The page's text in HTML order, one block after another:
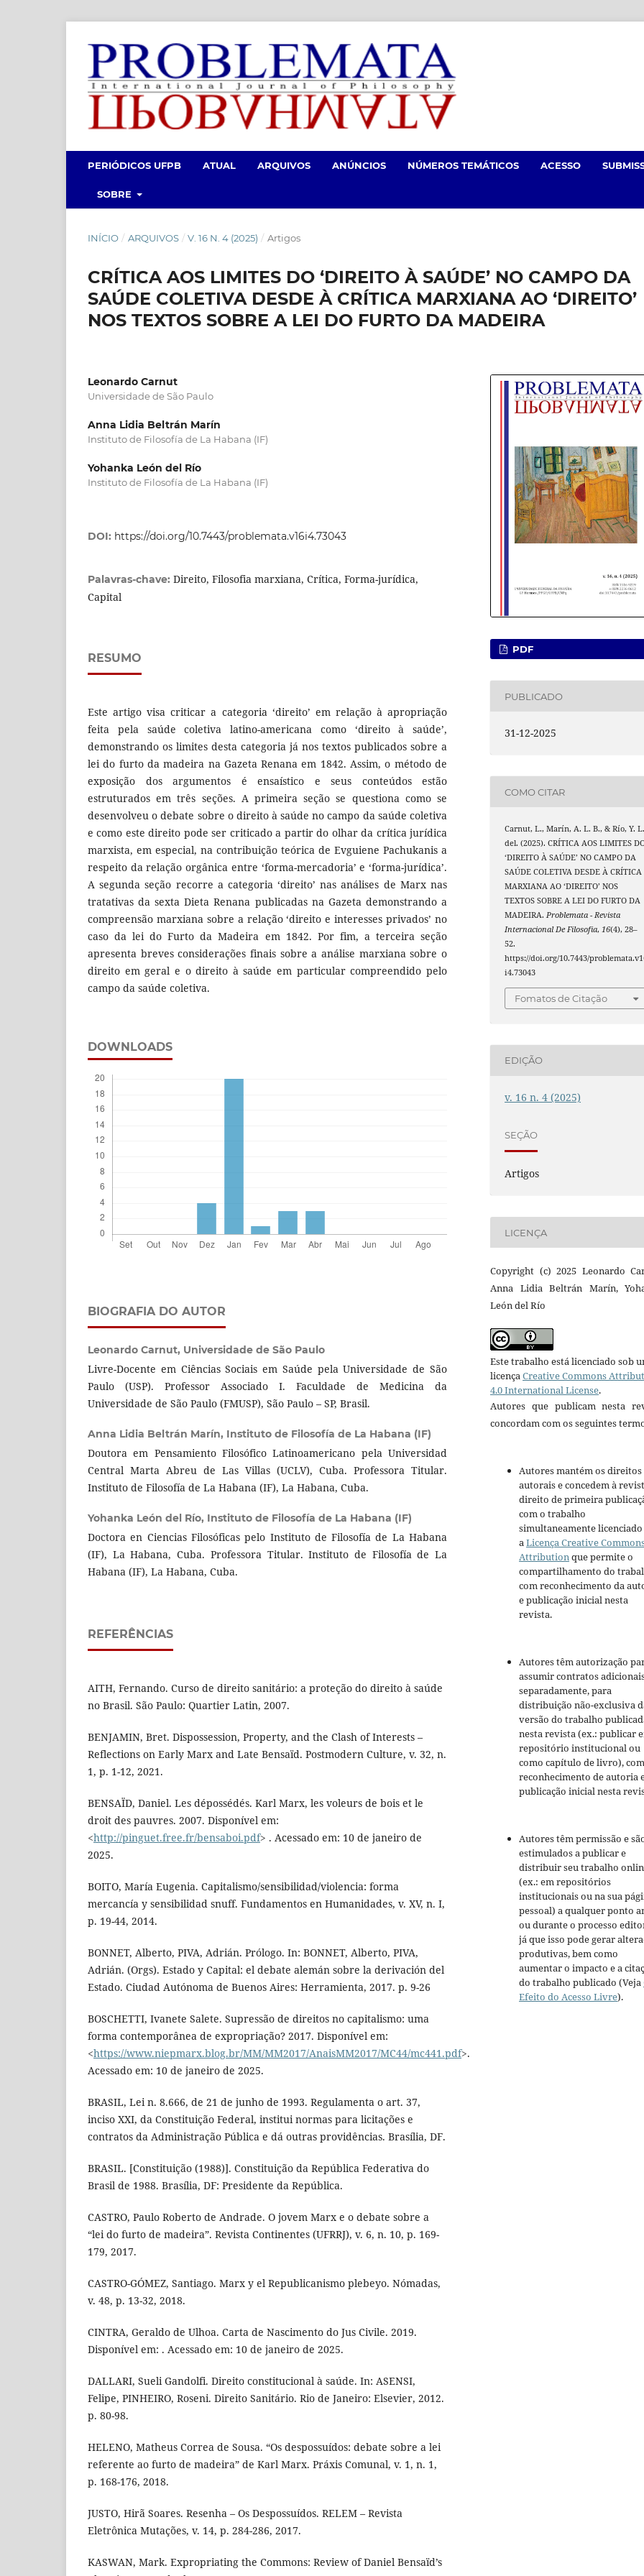
PERIÓDICOS UFPB ATUAL ARQUIVOS ANÚNCIOS NÚMEROS TEMÁTICOS ACESSO
SOBRE
INÍCIO / ARQUIVOS / V. 16 N. 4 (2025) / Artigos
CRÍTICA AOS LIMITES DO ‘DIREITO À SAÚDE’ NO CAMPO DA
SAÚDE COLETIVA DESDE À CRÍTICA MARXIANA AO ‘DIREITO’
NOS TEXTOS SOBRE A LEI DO FURTO DA MADEIRA
Leonardo Carnut
Universidade de São Paulo
Anna Lidia Beltrán Marín
Instituto de Filosofía de La Habana (IF)
Yohanka León del Río
Instituto de Filosofía de La Habana (IF)
DOI: https://doi.org/10.7443/problemata.v16i4.73043
Palavras-chave: Direito, Filosofia marxiana, Crítica, Forma-jurídica,
Capital
RESUMO
Este artigo visa criticar a categoria ‘direito’ em relação à apropriação
feita pela saúde coletiva latino-americana como ‘direito à saúde’,
demonstrando os limites desta categoria já nos textos publicados sobre a
lei do furto da madeira na Gazeta Renana em 1842. Assim, o método de
exposição dos argumentos é ensaístico e seus conteúdos estão
estruturados em três seções. A primeira seção se questiona como se
desenvolveu o debate sobre o direito à saúde no campo da saúde coletiva
e como este direito pode ser criticado a partir do olhar da crítica jurídica
marxista, em especial, na contribuição teórica de Evguiene Pachukanis a
respeito da relação orgânica entre ‘forma-mercadoria’ e ‘forma-jurídica’.
A segunda seção recorre a categoria ‘direito’ nas análises de Marx nas
tratativas da sexta Dieta Renana publicadas na Gazeta demonstrando a
compreensão marxiana sobre a relação ‘direito e interesses privados’ no
caso da lei do Furto da Madeira em 1842. Por fim, a terceira seção
apresenta breves considerações finais sobre a análise marxiana sobre o
direito em geral e o direito à saúde em particular compreendido pelo
campo da saúde coletiva.
DOWNLOADS
BIOGRAFIA DO AUTOR
Leonardo Carnut, Universidade de São Paulo
Livre-Docente em Ciências Sociais em Saúde pela Universidade de São
Paulo (USP). Professor Associado I. Faculdade de Medicina da
Universidade de São Paulo (FMUSP), São Paulo – SP, Brasil.
Anna Lidia Beltrán Marín, Instituto de Filosofía de La Habana (IF)
Doutora em Pensamiento Filosófico Latinoamericano pela Universidad
Central Marta Abreu de Las Villas (UCLV), Cuba. Professora Titular.
Instituto de Filosofía de La Habana (IF), La Habana, Cuba.
Yohanka León del Río, Instituto de Filosofía de La Habana (IF)
Doctora en Ciencias Filosóficas pelo Instituto de Filosofía de La Habana
(IF), La Habana, Cuba. Professora Titular. Instituto de Filosofía de La
Habana (IF), La Habana, Cuba.
REFERÊNCIAS
AITH, Fernando. Curso de direito sanitário: a proteção do direito à saúde
no Brasil. São Paulo: Quartier Latin, 2007.
BENJAMIN, Bret. Dispossession, Property, and the Clash of Interests –
Reflections on Early Marx and Late Bensaïd. Postmodern Culture, v. 32, n.
1, p. 1-12, 2021.
BENSAÏD, Daniel. Les dépossédés. Karl Marx, les voleurs de bois et le
droit des pauvres. 2007. Disponível em:
<http://pinguet.free.fr/bensaboi.pdf> . Acessado em: 10 de janeiro de
2025.
BOITO, María Eugenia. Capitalismo/sensibilidad/violencia: forma
mercancía y sensibilidad snuff. Fundamentos en Humanidades, v. XV, n. I,
p. 19-44, 2014.
BONNET, Alberto, PIVA, Adrián. Prólogo. In: BONNET, Alberto, PIVA,
Adrián. (Orgs). Estado y Capital: el debate alemán sobre la derivación del
Estado. Ciudad Autónoma de Buenos Aires: Herramienta, 2017. p. 9-26
BOSCHETTI, Ivanete Salete. Supressão de direitos no capitalismo: uma
forma contemporânea de expropriação? 2017. Disponível em:
<https://www.niepmarx.blog.br/MM/MM2017/AnaisMM2017/MC44/mc441.pdf>.
Acessado em: 10 de janeiro de 2025.
BRASIL, Lei n. 8.666, de 21 de junho de 1993. Regulamenta o art. 37,
inciso XXI, da Constituição Federal, institui normas para licitações e
contratos da Administração Pública e dá outras providências. Brasília, DF.
BRASIL. [Constituição (1988)]. Constituição da República Federativa do
Brasil de 1988. Brasília, DF: Presidente da República.
CASTRO, Paulo Roberto de Andrade. O jovem Marx e o debate sobre a
“lei do furto de madeira”. Revista Continentes (UFRRJ), v. 6, n. 10, p. 169-
179, 2017.
CASTRO-GÓMEZ, Santiago. Marx y el Republicanismo plebeyo. Nómadas,
v. 48, p. 13-32, 2018.
CINTRA, Geraldo de Ulhoa. Carta de Nascimento do Jus Civile. 2019.
Disponível em: . Acessado em: 10 de janeiro de 2025.
DALLARI, Sueli Gandolfi. Direito constitucional à saúde. In: ASENSI,
Felipe, PINHEIRO, Roseni. Direito Sanitário. Rio de Janeiro: Elsevier, 2012.
p. 80-98.
HELENO, Matheus Correa de Sousa. “Os despossuídos: debate sobre a lei
referente ao furto de madeira” de Karl Marx. Práxis Comunal, v. 1, n. 1,
p. 168-176, 2018.
JUSTO, Hirã Soares. Resenha – Os Despossuídos. RELEM – Revista
Eletrônica Mutações, v. 14, p. 284-286, 2017.
KASWAN, Mark. Expropriating the Commons: Review of Daniel Bensaïd’s
PDF
PUBLICADO
31-12-2025
COMO CITAR
Carnut, L., Marín, A. L. B., & Río, Y.
del. (2025). CRÍTICA AOS LIMITES
‘DIREITO À SAÚDE’ NO CAMPO DA
SAÚDE COLETIVA DESDE À CRÍTICA
MARXIANA AO ‘DIREITO’ NOS
TEXTOS SOBRE A LEI DO FURTO DA
MADEIRA.Problemata - Revista
Internacional De Filosofia,16(4), 28–
52.
https://doi.org/10.7443/
i4.73043
Fomatos de Citação
EDIÇÃO
v. 16 n. 4 (2025)
SEÇÃO
Artigos
LICENÇA
Copyright (c) 2025 Leonardo
Anna Lidia Beltrán Marín,
León del Río
Este trabalho está licenciado sob
licençaCreative Commons
4.0 International License.
Autores que publicam nesta
concordam com os seguintes
Autores mantém os direitos
autorais e concedem à
direito de primeira
com o trabalho
simultaneamente
aLicença Creative
Attributionque permite o
compartilhamento do
com reconhecimento da
e publicação inicial nesta
revista.
Autores têm autorização
assumir contratos
separadamente, para
distribuição não-exclusiva
versão do trabalho
nesta revista (ex.: publicar
repositório institucional ou
como capítulo de livro), com
reconhecimento de autoria
publicação inicial nesta
Autores têm permissão e
estimulados a publicar e
distribuir seu trabalho
(ex.: em repositórios
institucionais ou na sua
pessoal) a qualquer ponto
ou durante o processo
já que isso pode gerar
produtivas, bem como
aumentar o impacto e a
do trabalho publicado (Veja
Efeito do Acesso Livre).